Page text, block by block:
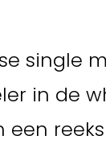
single
in de